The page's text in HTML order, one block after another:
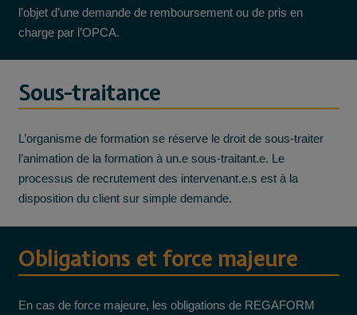
l’objet d’une demande de remboursement ou de pris en
charge par l’OPCA.
Sous-traitance
L’organisme de formation se réserve le droit de sous-traiter
l’animation de la formation à un.e sous-traitant.e. Le
processus de recrutement des intervenant.e.s est à la
disposition du client sur simple demande.
Obligations et force majeure
En cas de force majeure, les obligations de REGAFORM